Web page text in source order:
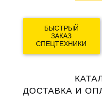
БЫСТРЫЙ
ЗАКАЗ
СПЕЦТЕХНИКИ
navigation
ДОСТАВКА И